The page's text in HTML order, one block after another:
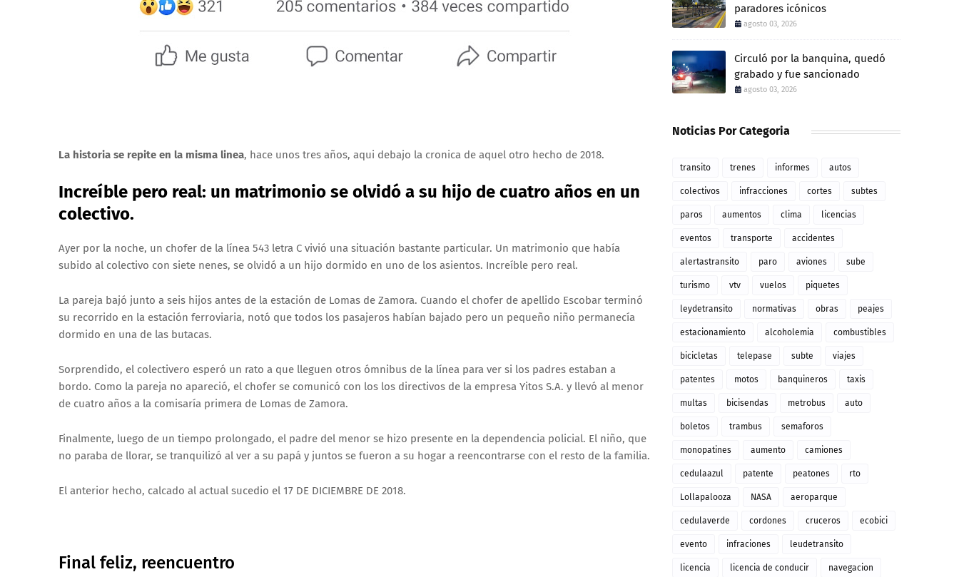
La historia se repite en la misma linea, hace unos tres años, aqui debajo la cronica de aquel otro hecho de 2018.
Increíble pero real: un matrimonio se olvidó a su hijo de cuatro años en un
colectivo.
Ayer por la noche, un chofer de la línea 543 letra C vivió una situación bastante particular. Un matrimonio que había
subido al colectivo con siete nenes, se olvidó a un hijo dormido en uno de los asientos. Increíble pero real.
La pareja bajó junto a seis hijos antes de la estación de Lomas de Zamora. Cuando el chofer de apellido Escobar terminó
su recorrido en la estación ferroviaria, notó que todos los pasajeros habían bajado pero un pequeño niño permanecía
dormido en una de las butacas.
Sorprendido, el colectivero esperó un rato a que lleguen otros ómnibus de la línea para ver si los padres estaban a
bordo. Como la pareja no apareció, el chofer se comunicó con los los directivos de la empresa Yitos S.A. y llevó al menor
de cuatro años a la comisaría primera de Lomas de Zamora.
Finalmente, luego de un tiempo prolongado, el padre del menor se hizo presente en la dependencia policial. El niño, que
no paraba de llorar, se tranquilizó al ver a su papá y juntos se fueron a su hogar a reencontrarse con el resto de la familia.
El anterior hecho, calcado al actual sucedio el 17 DE DICIEMBRE DE 2018.
Final feliz, reencuentro
paradores icónicos
agosto 03, 2026
Circuló por la banquina, quedó
grabado y fue sancionado
agosto 03, 2026
Noticias Por Categoria
transito trenes informes autos
colectivos infracciones cortes subtes
paros aumentos clima licencias
eventos transporte accidentes
alertastransito paro aviones sube
turismo vtv vuelos piquetes
leydetransito normativas obras peajes
estacionamiento alcoholemia combustibles
bicicletas telepase subte viajes
patentes motos banquineros taxis
multas bicisendas metrobus auto
boletos trambus semaforos
monopatines aumento camiones
cedulaazul patente peatones rto
Lollapalooza NASA aeroparque
cedulaverde cordones cruceros ecobici
evento infraciones leudetransito
licencia licencia de conducir navegacion